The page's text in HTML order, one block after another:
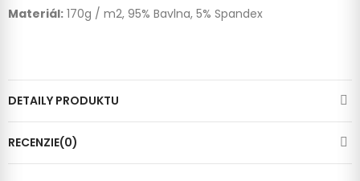
Materiál: 170g / m2, 95% Bavlna, 5% Spandex
DETAILY PRODUKTU
RECENZIE(0)